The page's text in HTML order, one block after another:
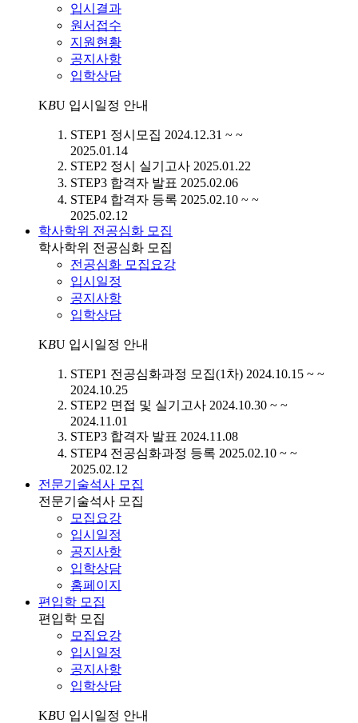
입시결과
원서접수
지원현황
공지사항
입학상담
KBU 입시일정 안내
STEP1 정시모집 2024.12.31 ~ ~
2025.01.14
STEP2 정시 실기고사 2025.01.22
STEP3 합격자 발표 2025.02.06
STEP4 합격자 등록 2025.02.10 ~ ~
2025.02.12
학사학위 전공심화 모집
학사학위 전공심화 모집
전공심화 모집요강
입시일정
공지사항
입학상담
KBU 입시일정 안내
STEP1 전공심화과정 모집(1차) 2024.10.15 ~ ~
2024.10.25
STEP2 면접 및 실기고사 2024.10.30 ~ ~
2024.11.01
STEP3 합격자 발표 2024.11.08
STEP4 전공심화과정 등록 2025.02.10 ~ ~
2025.02.12
전문기술석사 모집
전문기술석사 모집
모집요강
입시일정
공지사항
입학상담
홈페이지
편입학 모집
편입학 모집
모집요강
입시일정
공지사항
입학상담
KBU 입시일정 안내